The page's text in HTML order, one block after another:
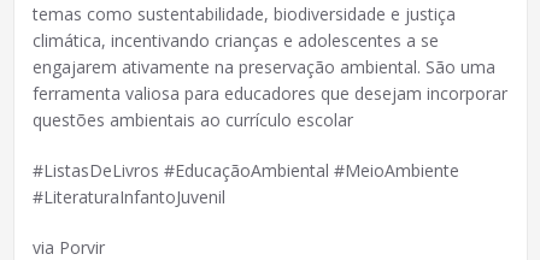
temas como sustentabilidade, biodiversidade e justiça
climática, incentivando crianças e adolescentes a se
engajarem ativamente na preservação ambiental. São uma
ferramenta valiosa para educadores que desejam incorporar
questões ambientais ao currículo escolar
#ListasDeLivros #EducaçãoAmbiental #MeioAmbiente
#LiteraturaInfantoJuvenil
via Porvir